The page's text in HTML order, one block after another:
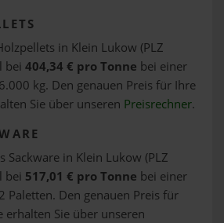
in Klein Lukow (PLZ
bei 404,34 € pro Tonne bei einer
kg. Den genauen Preis für Ihre
Sie über unseren Preisrechner.
Sackware in Klein Lukow (PLZ
bei 517,01 € pro Tonne bei einer
Paletten. Den genauen Preis für
erhalten Sie über unseren